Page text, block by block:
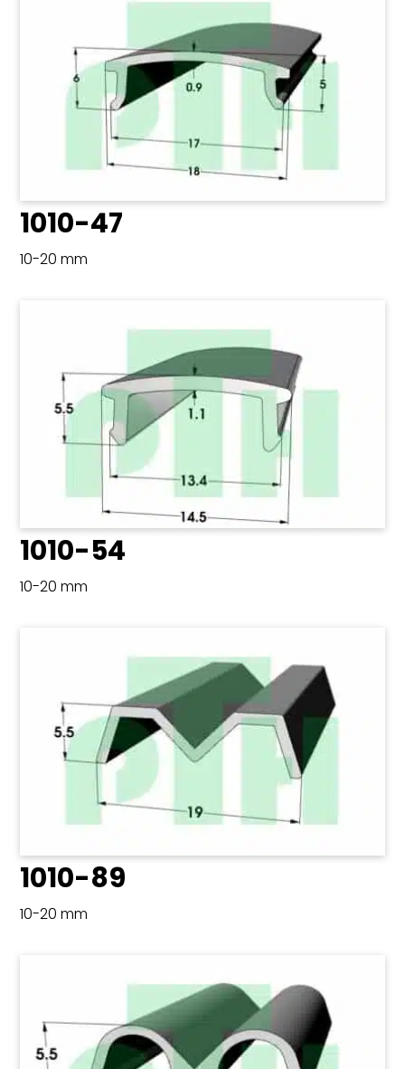
1010-47
10-20 mm
1010-54
10-20 mm
1010-89
10-20 mm